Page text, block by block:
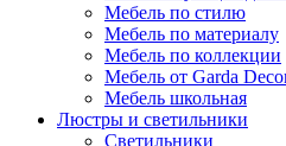
Мебель по стилю
Мебель по материалу
Мебель по коллекции
Мебель от Garda
Мебель школьная
Люстры и светильники
Светильники